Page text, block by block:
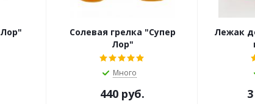
Солевая грелка "Супер
Лор"
Много
440 руб.
Лежак